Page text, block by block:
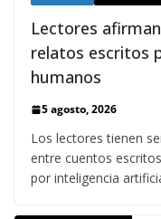
Lectores
relatos escritos
humanos
5 agosto, 2026
Los lectores tienen
entre cuentos
por inteligencia